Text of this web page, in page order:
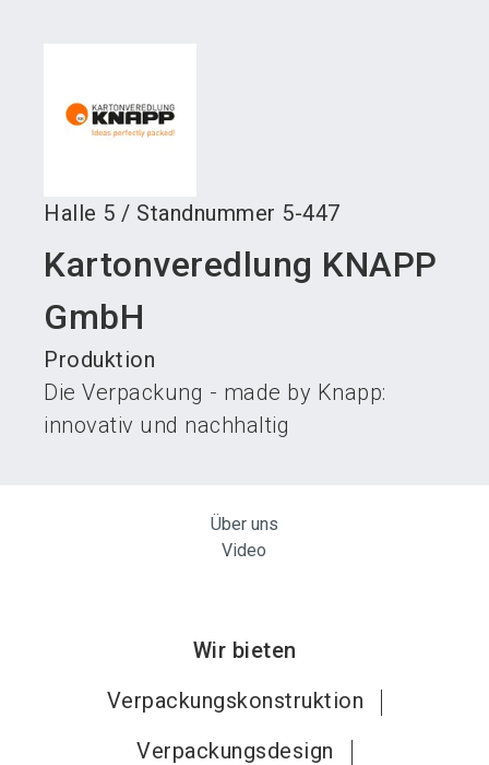
Halle 5 / Standnummer 5-447
Kartonveredlung KNAPP
GmbH
Produktion
Die Verpackung - made by Knapp:
innovativ und nachhaltig
Über uns
Video
Wir bieten
Verpackungskonstruktion
Verpackungsdesign